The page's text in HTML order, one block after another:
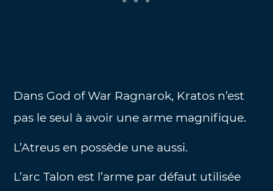
Dans God of War Ragnarok, Kratos n’est
pas le seul à avoir une arme magnifique.
L’Atreus en possède une aussi.
L’arc Talon est l’arme par défaut utilisée